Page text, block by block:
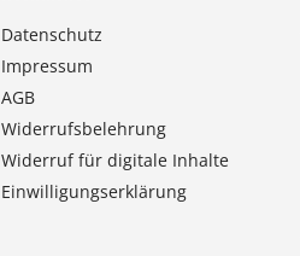
Datenschutz
Impressum
AGB
Widerrufsbelehrung
Widerruf für digitale Inhalte
Einwilligungserklärung